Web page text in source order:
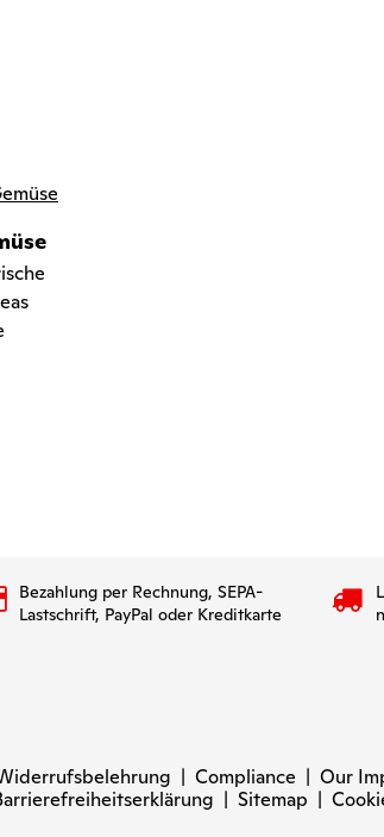
Bezahlung per Rechnung, SEPA-
Lastschrift, PayPal oder Kreditkarte
| Compliance | Our
| Sitemap |